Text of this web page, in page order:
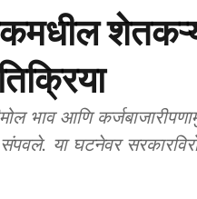
भाव आणि
या घटनेवर